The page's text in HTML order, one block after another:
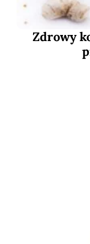
Zdrowy